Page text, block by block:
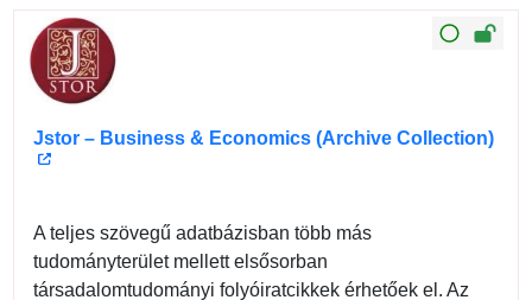
Jstor – Business & Economics (Archive Collection)
A teljes szövegű adatbázisban több más
tudományterület mellett elsősorban
társadalomtudományi folyóiratcikkek érhetőek el. Az